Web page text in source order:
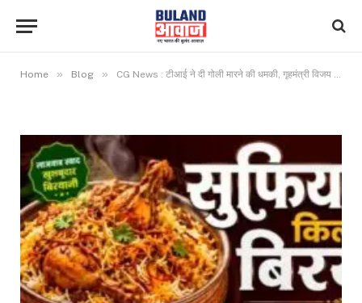
Home » Blog » CG News : टीआई ने दी गोली मारने की धमकी, गृहमंत्री विजय शर्मा से हुई शिकायत